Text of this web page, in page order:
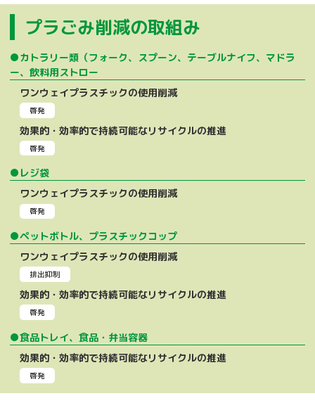
プラごみ削減の取組み
●カトラリー類（フォーク、スプーン、テーブルナイフ、マドラ
ー、飲料用ストロー
ワンウェイプラスチックの使用削減
啓発
効果的・効率的で持続可能なリサイクルの推進
啓発
●レジ袋
ワンウェイプラスチックの使用削減
啓発
●ペットボトル、プラスチックコップ
ワンウェイプラスチックの使用削減
排出抑制
効果的・効率的で持続可能なリサイクルの推進
啓発
●食品トレイ、食品・弁当容器
効果的・効率的で持続可能なリサイクルの推進
啓発